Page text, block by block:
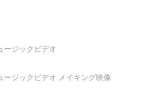
ージックビデオ
ージックビデオ メイキング映像